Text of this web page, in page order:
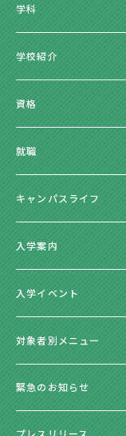
学科
学校紹介
資格
就職
キャンパスライフ
入学案内
入学イベント
対象者別メニュー
緊急のお知らせ